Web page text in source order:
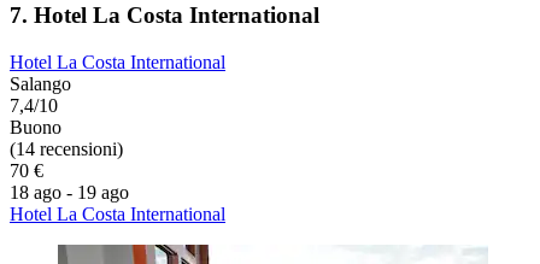
7. Hotel La Costa International
Hotel La Costa International
Salango
7,4/10
Buono
(14 recensioni)
70 €
18 ago - 19 ago
Hotel La Costa International